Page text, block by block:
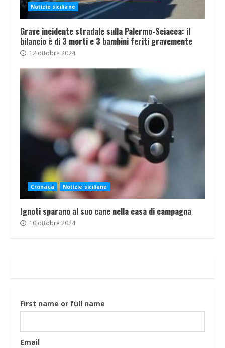
Notizie siciliane
Grave incidente stradale sulla Palermo-Sciacca: il
bilancio è di 3 morti e 3 bambini feriti gravemente
12 ottobre 2024
Cronaca Notizie siciliane
Ignoti sparano al suo cane nella casa di campagna
10 ottobre 2024
First name or full name
Email